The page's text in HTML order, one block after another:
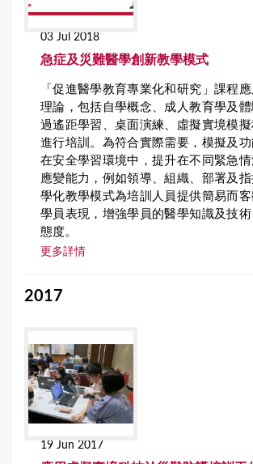
03 Jul 2018
急症及災難醫學創新教學模式
「促進醫學教育專業化和研究」課程
理論，包括自學概念、成人教育學及
過遙距學習、桌面演練、虛擬實境模
進行培訓。為符合實際需要，模擬及
在安全學習環境中，提升在不同緊急
應變能力，例如領導、組織、部署及
學化教學模式為培訓人員提供簡易而
學員表現，增強學員的醫學知識及技
態度。
更多詳情
2017
19 Jun 2017